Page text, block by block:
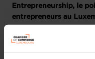
Entrepreneurship, le
entrepreneurs au